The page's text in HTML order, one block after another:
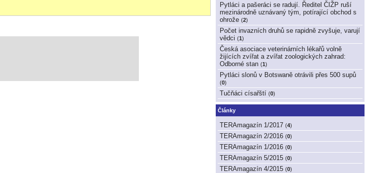
Pytláci a pašeráci se radují. Ředitel ČIŽP ruší
mezinárodně uznávaný tým, potírající obchod s
ohrože (2)
Počet invazních druhů se rapidně zvyšuje, varují
vědci (1)
Česká asociace veterinárních lékařů volně
žijících zvířat a zvířat zoologických zahrad:
Odborné stan (1)
Pytláci slonů v Botswaně otrávili přes 500 supů
(0)
Tučňáci císařští (0)
Články
TERAmagazín 1/2017 (4)
TERAmagazín 2/2016 (0)
TERAmagazín 1/2016 (0)
TERAmagazín 5/2015 (0)
TERAmagazín 4/2015 (0)